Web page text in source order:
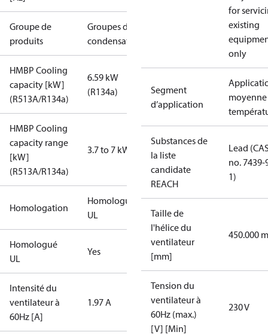
Groupe de
produits
Groupes de
condensation
HMBP Cooling
capacity [kW]
(R513A/R134a)
6.59 kW
(R134a)
HMBP Cooling
capacity range
[kW]
(R513A/R134a)
3.7 to 7 kW
Homologation
Homologué
UL
Homologué
UL
Yes
Intensité du
ventilateur à
60Hz [A]
1.97 A
for
existing
only
Segment
d’application
moyenne
Substances de
la liste
candidate
REACH
Lead
no. 7439-
1)
Taille de
l'hélice du
ventilateur
[mm]
450.000
Tension du
ventilateur à
60Hz (max.)
[V] [Min]
230 V